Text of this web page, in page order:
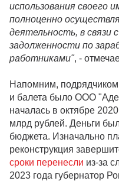
использования своего
полноценно
деятельность, в связи
задолженности по
работниками", -
Напомним, подрядчиком
и балета было ООО
началась в октябре
млрд рублей. Деньги
бюджета. Изначально
реконструкция
сроки перенесли из-за
2023 года губернатор